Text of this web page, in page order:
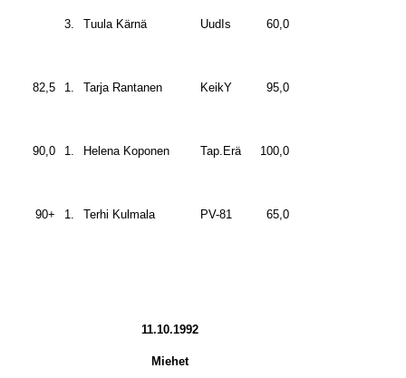
3. Tuula Kärnä UudIs 60,0
82,5 1. Tarja Rantanen KeikY 95,0
90,0 1. Helena Koponen Tap.Erä 100,0
90+ 1. Terhi Kulmala PV-81 65,0
11.10.1992
Miehet